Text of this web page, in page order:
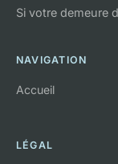
Si votre demeure
NAVIGATION
Accueil
LÉGAL